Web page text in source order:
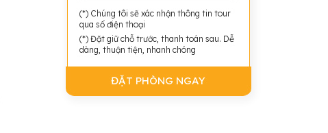
(*) Chúng tôi sẽ xác nhận thông tin tour
qua số điện thoại
(*) Đặt giữ chỗ trước, thanh toán sau. Dễ
dàng, thuận tiện, nhanh chóng
ĐẶT PHÒNG NGAY